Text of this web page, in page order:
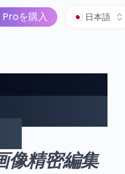
画像から動画へ 価格
Proを購入 🇯🇵 日本語
して、ど
射も即座
像精密編集